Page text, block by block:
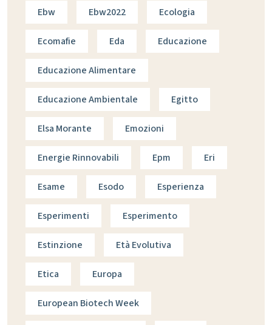
Ebw Ebw2022 Ecologia
Ecomafie Eda Educazione
Educazione Alimentare
Educazione Ambientale Egitto
Elsa Morante Emozioni
Energie Rinnovabili Epm Eri
Esame Esodo Esperienza
Esperimenti Esperimento
Estinzione Età Evolutiva
Etica Europa
European Biotech Week